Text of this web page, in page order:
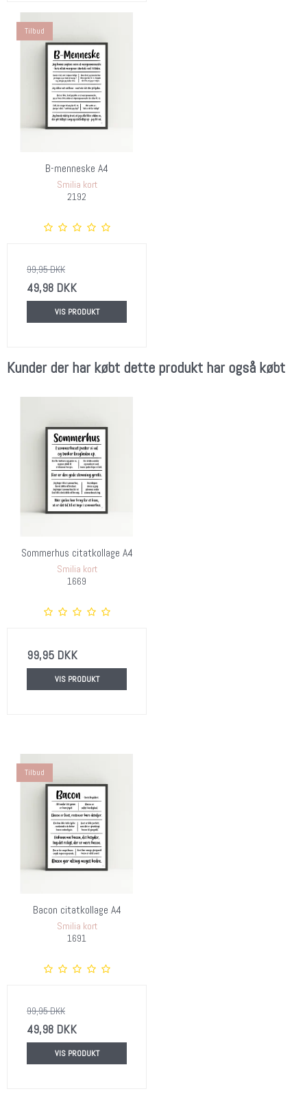
Tilbud
B-menneske A4
Smilia kort
2192
99,95 DKK
49,98 DKK
VIS PRODUKT
Kunder der har købt dette produkt har også købt
Sommerhus citatkollage A4
Smilia kort
1669
99,95 DKK
VIS PRODUKT
Tilbud
Bacon citatkollage A4
Smilia kort
1691
99,95 DKK
49,98 DKK
VIS PRODUKT